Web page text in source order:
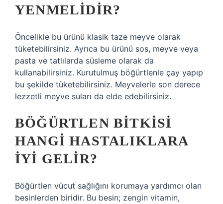
YENMELIDIR?
Öncelikle bu ürünü klasik taze meyve olarak
tüketebilirsiniz. Ayrıca bu ürünü sos, meyve veya
pasta ve tatlılarda süsleme olarak da
kullanabilirsiniz. Kurutulmuş böğürtlenle çay yapıp
bu şekilde tüketebilirsiniz. Meyvelerle son derece
lezzetli meyve suları da elde edebilirsiniz.
BÖĞÜRTLEN BITKISI
HANGI HASTALIKLARA
IYI GELIR?
Böğürtlen vücut sağlığını korumaya yardımcı olan
besinlerden biridir. Bu besin; zengin vitamin,